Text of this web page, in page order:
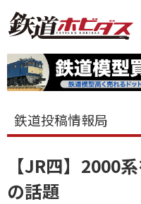
鉄道投稿情報局
【JR四】2000
の話題